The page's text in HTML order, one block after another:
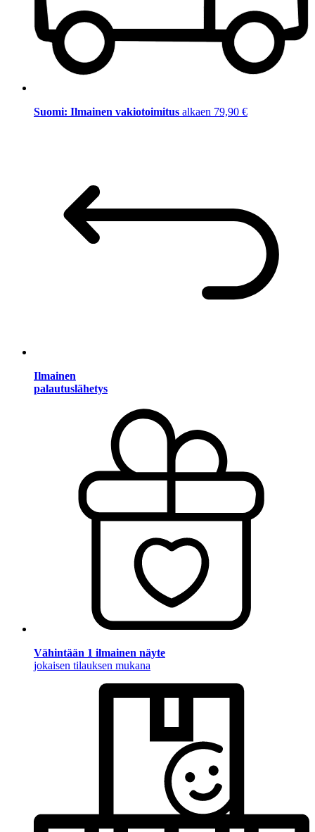
Suomi: Ilmainen vakiotoimitus alkaen 79,90 €
Ilmainen
palautuslähetys
Vähintään 1 ilmainen näyte
jokaisen tilauksen mukana